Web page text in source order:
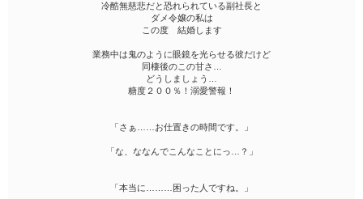
冷酷無慈悲だと恐れられている副社長と
ダメ令嬢の私は
この度 結婚します
業務中は鬼のように眼鏡を光らせる彼だけど
同棲後のこの甘さ…
どうしましょう…
糖度２００％！溺愛警報！
「さぁ……お仕置きの時間です。」
「な、ななんでこんなことにっ…？」
「本当に………困った人ですね。」